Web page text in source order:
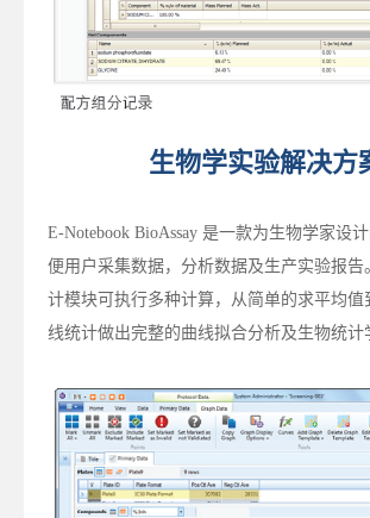
生物学实验解决方
E-Notebook BioAssay 是一款为生物学家设
便用户采集数据，分析数据及生产实验报告
计模块可执行多种计算，从简单的求平均值
线统计做出完整的曲线拟合分析及生物统计